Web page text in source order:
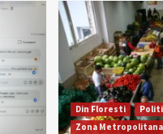
Din Floresti
Zona Metropolitana